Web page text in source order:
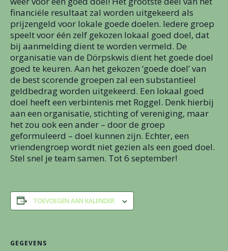
financiële resultaat zal worden uitgekeerd als
prijzengeld voor lokale goede doelen. Iedere groep
speelt voor één zelf gekozen lokaal goed doel, dat
bij aanmelding dient te worden vermeld. De
organisatie van de Dörpskwis dient het goede doel
goed te keuren. Aan het gekozen ‘goede doel’ van
de best scorende groepen zal een substantieel
geldbedrag worden uitgekeerd. Een lokaal goed
doel heeft een verbintenis met Roggel. Denk hierbij
aan een organisatie, stichting of vereniging, maar
het zou ook een ander – door de groep
geformuleerd – doel kunnen zijn. Echter, een
vriendengroep wordt niet gezien als een goed doel.
Stel snel je team samen. Tot 6 september!
TOEVOEGEN AAN KALENDER
GEGEVENS